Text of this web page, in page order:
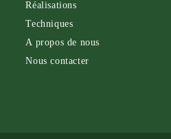
Réalisations
Techniques
A propos de nous
Nous contacter